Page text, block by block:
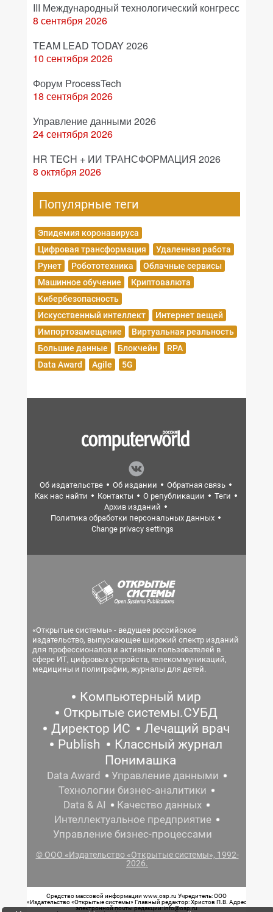
III Международный технологический конгресс
8 сентября 2026
TEAM LEAD TODAY 2026
10 сентября 2026
Форум ProcessTech
18 сентября 2026
Управление данными 2026
24 сентября 2026
HR TECH + ИИ ТРАНСФОРМАЦИЯ 2026
8 октября 2026
Популярные теги
Эпидемия коронавируса
Цифровая трансформация
Удаленная работа
Рунет
Робототехника
Облачные сервисы
Машинное обучение
Криптовалюта
Кибербезопасность
Искусственный интеллект
Интернет вещей
Импортозамещение
Виртуальная реальность
Большие данные
Блокчейн
RPA
Data Award
Agile 5G
Об издательстве Об издании
Обратная связь
Как нас найти
Контакты О републикации
Теги
Архив изданий
Политика обработки персональных данных
Change privacy settings
«Открытые системы» - ведущее российское
издательство, выпускающее широкий спектр изданий
для профессионалов и активных пользователей в
сфере ИТ, цифровых устройств, телекоммуникаций,
медицины и полиграфии, журналы для детей.
Компьютерный мир
Открытые системы.СУБД
Директор ИС
Лечащий врач
Publish
Классный журнал
Понимашка
Data Award
Управление данными
Технологии бизнес-аналитики
Data & AI
Качество данных
Интеллектуальное предприятие
Управление бизнес-процессами
© ООО «Издательство «Открытые системы», 1992-
2026.
Средство массовой информации www.osp.ru Учредитель: ООО
«Издательство «Открытые системы» Главный редактор: Христов П.В. Адрес
электронной почты редакции: info@osp.ru